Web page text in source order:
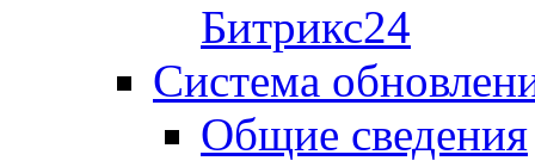
Битрикс24
Система
Общие сведения